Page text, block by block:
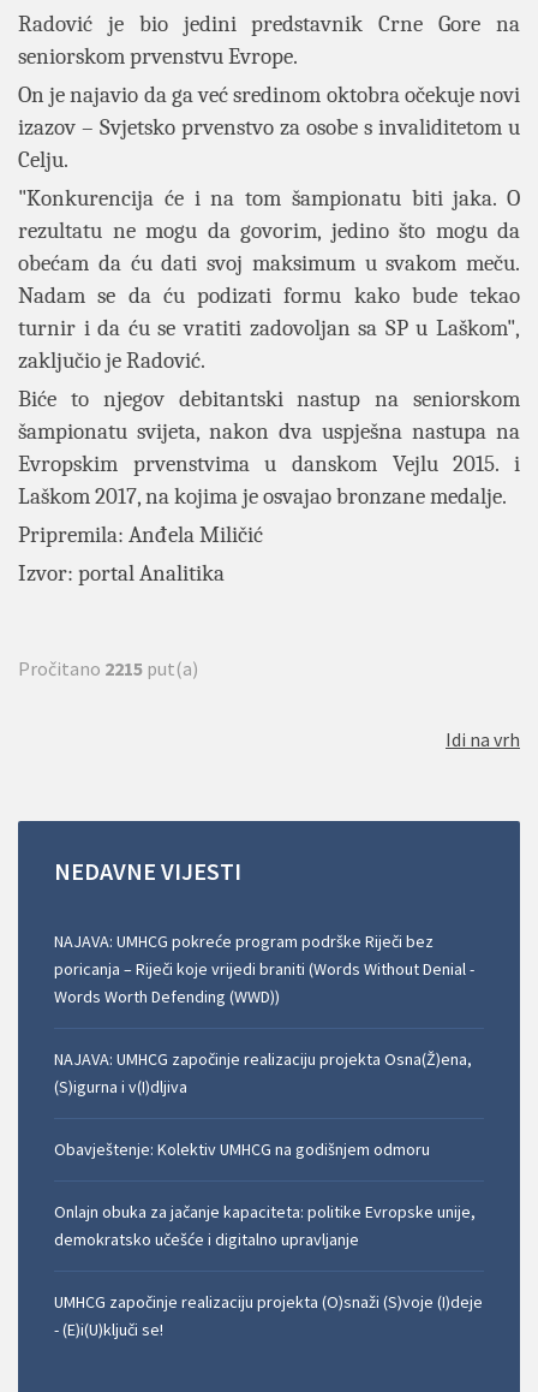
Radović je bio jedini predstavnik Crne Gore na
seniorskom prvenstvu Evrope.
On je najavio da ga već sredinom oktobra očekuje novi
izazov – Svjetsko prvenstvo za osobe s invaliditetom u
Celju.
"Konkurencija će i na tom šampionatu biti jaka. O
rezultatu ne mogu da govorim, jedino što mogu da
obećam da ću dati svoj maksimum u svakom meču.
Nadam se da ću podizati formu kako bude tekao
turnir i da ću se vratiti zadovoljan sa SP u Laškom",
zaključio je Radović.
Biće to njegov debitantski nastup na seniorskom
šampionatu svijeta, nakon dva uspješna nastupa na
Evropskim prvenstvima u danskom Vejlu 2015. i
Laškom 2017, na kojima je osvajao bronzane medalje.
Pripremila: Anđela Miličić
Izvor: portal Analitika
Pročitano 2215 put(a)
Idi na vrh
NEDAVNE VIJESTI
NAJAVA: UMHCG pokreće program podrške Riječi bez
poricanja – Riječi koje vrijedi braniti (Words Without Denial -
Words Worth Defending (WWD))
NAJAVA: UMHCG započinje realizaciju projekta Osna(Ž)ena,
(S)igurna i v(I)dljiva
Obavještenje: Kolektiv UMHCG na godišnjem odmoru
Onlajn obuka za jačanje kapaciteta: politike Evropske unije,
demokratsko učešće i digitalno upravljanje
UMHCG započinje realizaciju projekta (O)snaži (S)voje (I)deje
- (E)i(U)ključi se!